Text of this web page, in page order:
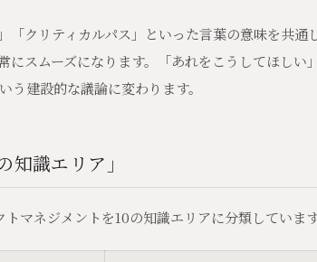
「クリティカルパス」といった言葉の意味を共
にスムーズになります。「あれをこうしてほしい
う建設的な議論に変わります。
識エリア」
マネジメントを10の知識エリアに分類しています